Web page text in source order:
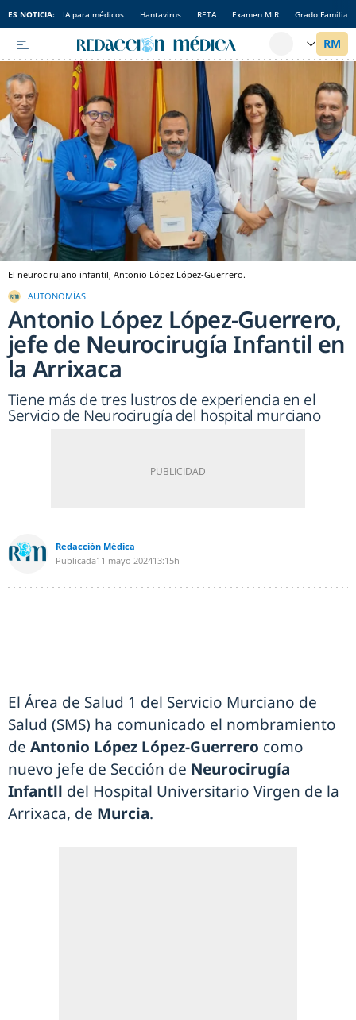
ES NOTICIA: IA para médicos Hantavirus RETA Examen MIR Grado Familia
El neurocirujano infantil, Antonio López López-Guerrero.
AUTONOMÍAS
Antonio López López-Guerrero,
jefe de Neurocirugía Infantil en
la Arrixaca
Tiene más de tres lustros de experiencia en el
Servicio de Neurocirugía del hospital murciano
Redacción Médica
Publicada11 mayo 202413:15h
El Área de Salud 1 del Servicio Murciano de
Salud (SMS) ha comunicado el nombramiento
de Antonio López López-Guerrero como
nuevo jefe de Sección de Neurocirugía
Infantll del Hospital Universitario Virgen de la
Arrixaca, de Murcia.